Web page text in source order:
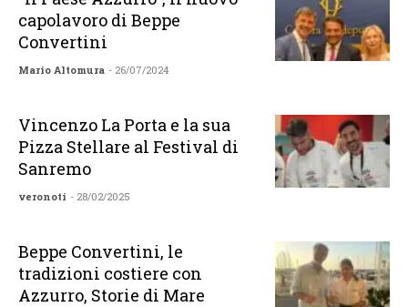
capolavoro di Beppe
Convertini
Mario Altomura - 26/07/2024
Vincenzo La Porta e la sua
Pizza Stellare al Festival di
Sanremo
veronoti - 28/02/2025
Beppe Convertini, le
tradizioni costiere con
Azzurro, Storie di Mare